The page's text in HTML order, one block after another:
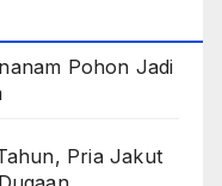
Pohon Jadi
Pria Jakut